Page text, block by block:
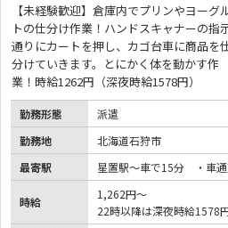
【未経験歓迎】倉庫内でプリンやヨーグ
トの仕分け作業！ハンドスキャナーの指
通りにカートを押し、カゴ台車に商品を
分けていきます。とにかく体を動かす作
業！時給1262円（深夜時給1578円）
勤務形態
派遣
勤務地
北海道石狩市
最寄駅
星置駅～車で15分 ・車通
時給
1,262円～
22時以降は深夜時給1578